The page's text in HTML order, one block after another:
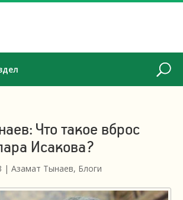
Что такое вброс
Исакова?
| Азамат Тынаев, Блоги